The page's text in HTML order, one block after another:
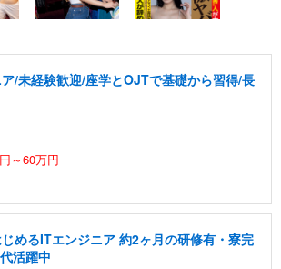
/未経験歓迎/座学とOJTで基礎から習得/長
～60万円
めるITエンジニア 約2ヶ月の研修有・寮完
活躍中